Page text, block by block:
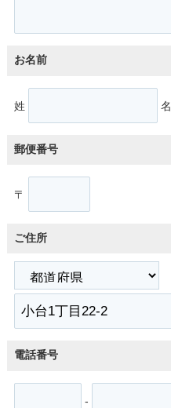
お名前
姓 名
郵便番号
〒
ご住所
電話番号
-